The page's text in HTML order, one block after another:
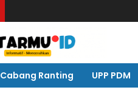
Cabang Ranting UPP PDM